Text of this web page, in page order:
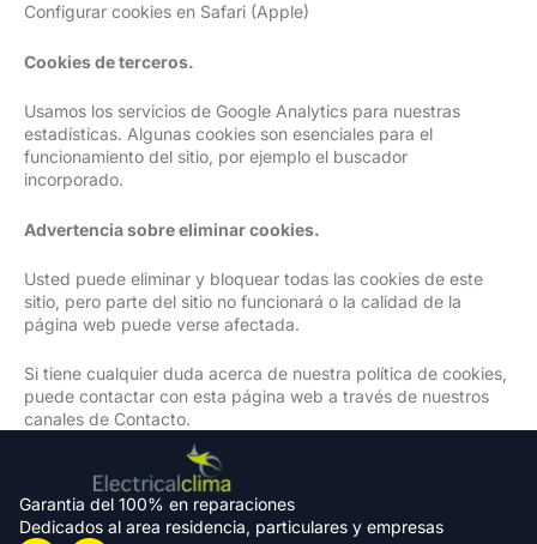
Configurar cookies en Safari (Apple)
Cookies de terceros.
Usamos los servicios de Google Analytics para nuestras
estadísticas. Algunas cookies son esenciales para el
funcionamiento del sitio, por ejemplo el buscador
incorporado.
Advertencia sobre eliminar cookies.
Usted puede eliminar y bloquear todas las cookies de este
sitio, pero parte del sitio no funcionará o la calidad de la
página web puede verse afectada.
Si tiene cualquier duda acerca de nuestra política de cookies,
puede contactar con esta página web a través de nuestros
canales de Contacto.
Garantia del 100% en reparaciones
Dedicados al area residencia, particulares y empresas